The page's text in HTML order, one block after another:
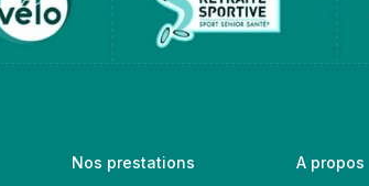
Nos prestations A propos